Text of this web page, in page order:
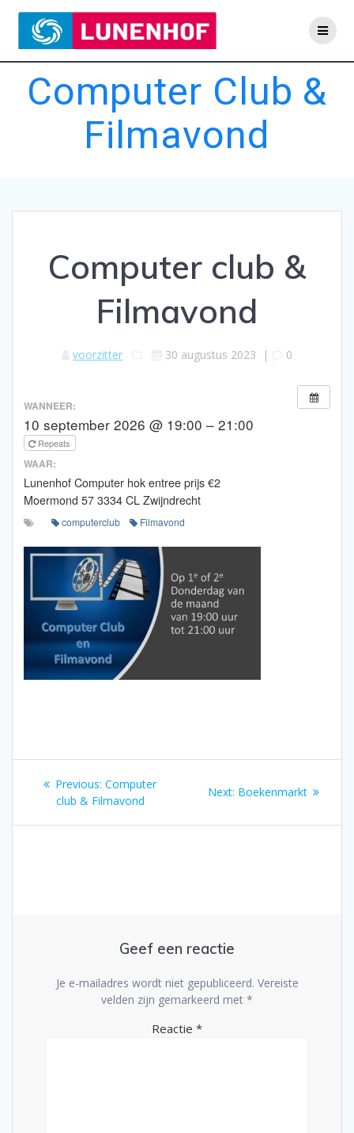
to
content
Computer Club &
Filmavond
Computer club &
Filmavond
voorzitter 30 augustus 2023 | 0
WANNEER:
10 september 2026 @ 19:00 – 21:00
Repeats
WAAR:
Lunenhof Computer hok entree prijs €2
Moermond 57 3334 CL Zwijndrecht
computerclub Filmavond
Bericht
navigatie
Previous: Previous
post:
Computer
club & Filmavond
Next: Next
Boekenmarkt
Geef een reactie
Je e-mailadres wordt niet gepubliceerd. Vereiste
velden zijn gemarkeerd met *
Reactie *